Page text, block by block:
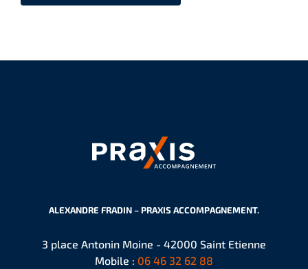
ALEXANDRE FRADIN – PRAXIS ACCOMPAGNEMENT.
3 place Antonin Moine - 42000 Saint Etienne
Mobile : 06 46 32 62 88